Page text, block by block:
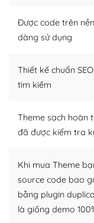
thiết kế tốt, bạn
tìm kiếm chúng
– Sở hữu một
khổng lồ được
người cuồng tín
Nếu bạn gặp khó
kiếm những cộng
lời, giải đáp vấn đề
Cộng đồng sử
Được code trên
dàng sử dụng
Thiết kế chuẩn
tìm kiếm
Theme sạch hoàn
đã được kiểm tra
Khi mua Theme
source code bao
bằng plugin
là giống demo